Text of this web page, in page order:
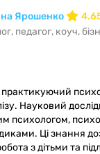
Ярошенко
педагог, коуч,
Науковий
Ці знання
з дітьми та